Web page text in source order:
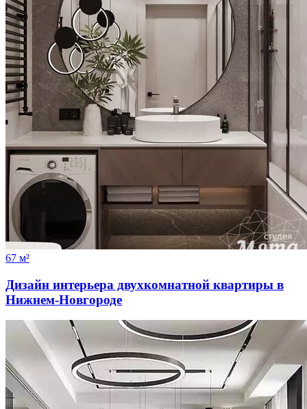
67 м²
Дизайн интерьера двухкомнатной квартиры в
Нижнем-Новгороде